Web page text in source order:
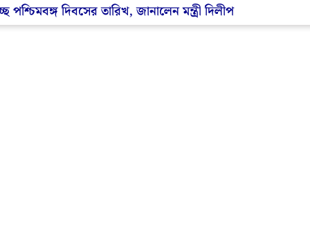
পশ্চিমবঙ্গ দিবসের তারিখ, জানালেন মন্ত্রী দিলীপ